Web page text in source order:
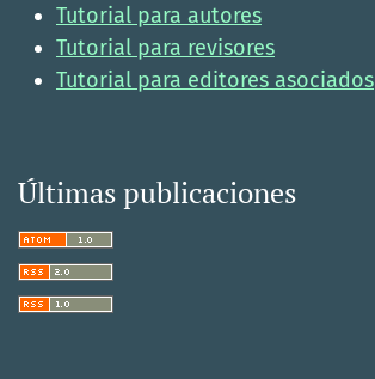
Tutorial para autores
Tutorial para revisores
Tutorial para editores asociados
Últimas publicaciones